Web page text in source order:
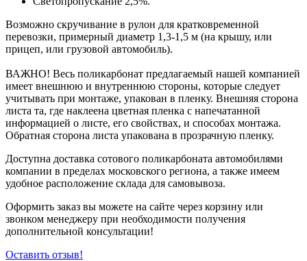
Возможно скручивание в рулон для кратковременной
перевозки, примерный диаметр 1,3-1,5 м (на крышу, или
прицеп, или грузовой автомобиль).
ВАЖНО! Весь поликарбонат предлагаемый нашей компанией
имеет внешнюю и внутреннюю стороны, которые следует
учитывать при монтаже, упакован в пленку. Внешняя сторона
листа та, где наклеена цветная пленка с напечатанной
информацией о листе, его свойствах, и способах монтажа.
Обратная сторона листа упакована в прозрачную пленку.
Доступна доставка сотового поликарбоната автомобилями
компании в пределах московского региона, а также имеем
удобное расположение склада для самовывоза.
Оформить заказ вы можете на сайте через корзину или
звонком менеджеру при необходимости получения
дополнительной консультации!
Оставить отзыв!